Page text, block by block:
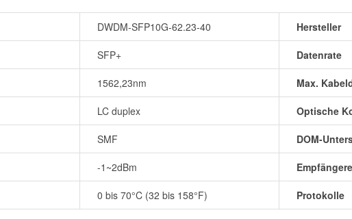
DWDM-SFP10G-62.23-40 Hersteller
SFP+ Datenrate
1562,23nm Max.
LC duplex Optische
SMF DOM-
-1~2dBm
0 bis 70°C (32 bis 158°F) Protokolle